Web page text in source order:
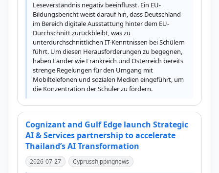
Leseverständnis negativ beeinflusst. Ein EU-
Bildungsbericht weist darauf hin, dass Deutschland
im Bereich digitale Ausstattung hinter dem EU-
Durchschnitt zurückbleibt, was zu
unterdurchschnittlichen IT-Kenntnissen bei Schülern
führt. Um diesen Herausforderungen zu begegnen,
haben Länder wie Frankreich und Österreich bereits
strenge Regelungen für den Umgang mit
Mobiltelefonen und sozialen Medien eingeführt, um
die Konzentration der Schüler zu fördern.
Cognizant and Gulf Edge launch Strategic
AI & Services partnership to accelerate
Thailand’s AI Transformation
2026-07-27 Cyprusshippingnews